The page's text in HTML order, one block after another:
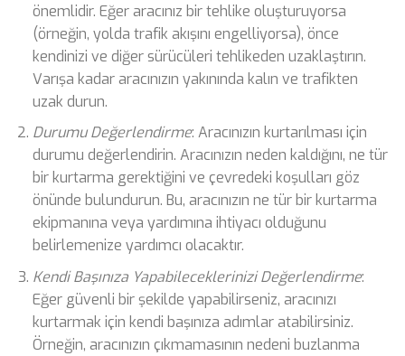
önemlidir. Eğer aracınız bir tehlike oluşturuyorsa
(örneğin, yolda trafik akışını engelliyorsa), önce
kendinizi ve diğer sürücüleri tehlikeden uzaklaştırın.
Varışa kadar aracınızın yakınında kalın ve trafikten
uzak durun.
Durumu Değerlendirme: Aracınızın kurtarılması için
durumu değerlendirin. Aracınızın neden kaldığını, ne tür
bir kurtarma gerektiğini ve çevredeki koşulları göz
önünde bulundurun. Bu, aracınızın ne tür bir kurtarma
ekipmanına veya yardımına ihtiyacı olduğunu
belirlemenize yardımcı olacaktır.
Kendi Başınıza Yapabileceklerinizi Değerlendirme:
Eğer güvenli bir şekilde yapabilirseniz, aracınızı
kurtarmak için kendi başınıza adımlar atabilirsiniz.
Örneğin, aracınızın çıkmamasının nedeni buzlanma